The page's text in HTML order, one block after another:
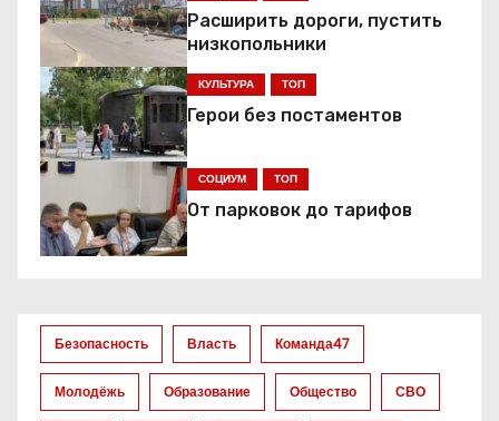
а
ц
и
я
п
о
а
п
Расширить дороги, пустить
низкопольники
КУЛЬТУРА ТОП
Герои без постаментов
СОЦИУМ ТОП
От парковок до тарифов
Безопасность Власть Команда47
Молодёжь Образование Общество СВО